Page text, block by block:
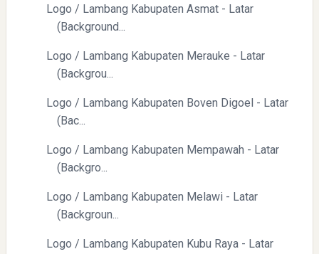
Logo / Lambang Kabupaten Asmat - Latar
(Background...
Logo / Lambang Kabupaten Merauke - Latar
(Backgrou...
Logo / Lambang Kabupaten Boven Digoel - Latar
(Bac...
Logo / Lambang Kabupaten Mempawah - Latar
(Backgro...
Logo / Lambang Kabupaten Melawi - Latar
(Backgroun...
Logo / Lambang Kabupaten Kubu Raya - Latar